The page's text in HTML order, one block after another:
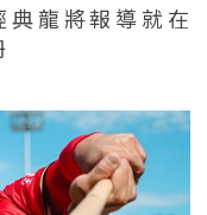
龍將報導就在